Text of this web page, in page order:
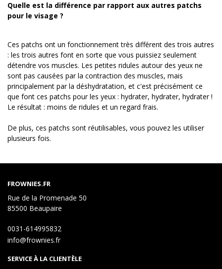
Quelle est la différence par rapport aux autres patchs
pour le visage ?
Ces patchs ont un fonctionnement très différent des trois autres
: les trois autres font en sorte que vous puissiez seulement
détendre vos muscles. Les petites ridules autour des yeux ne
sont pas causées par la contraction des muscles, mais
principalement par la déshydratation, et c'est précisément ce
que font ces patchs pour les yeux : hydrater, hydrater, hydrater !
Le résultat : moins de ridules et un regard frais.
De plus, ces patchs sont réutilisables, vous pouvez les utiliser
plusieurs fois.
FROWNIES.FR
Rue de la Promenade 50
85500 Beaupaire
0031-614995832
info@frownies.fr
SERVICE À LA CLIENTÈLE